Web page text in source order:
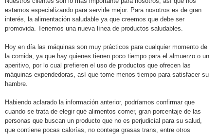
estamos especializando para servirle mejor. Para nosotros es de gran
interés, la alimentación saludable ya que creemos que debe ser
promovida. Tenemos una nueva línea de productos saludables.
Hoy en día las máquinas son muy prácticos para cualquier momento de
la comida, ya que hay quienes tienen poco tiempo para el almuerzo o un
aperitivo, por lo cual prefieren el uso de productos que ofrecen las
máquinas expendedoras, así que tome menos tiempo para satisfacer su
hambre.
Habiendo aclarado la información anterior, podríamos confirmar que
cuando se trata de elegir qué alimentos comer, gran porcentaje de las
personas que buscan un producto que no es perjudicial para su salud,
que contiene pocas calorías, no contega grasas trans, entre otros